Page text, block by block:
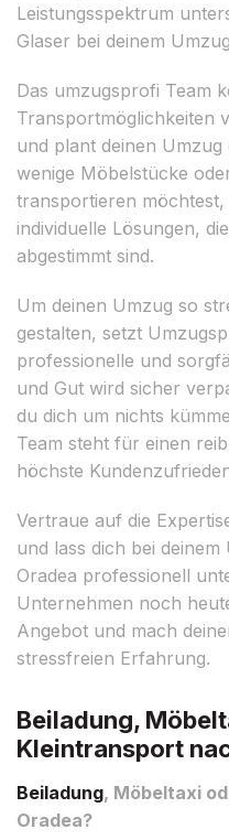
Leistungsspektrum
Glaser bei deinem
Das umzugsprofi Team
Transportmöglichkeiten
und plant deinen
wenige Möbelstücke
transportieren
individuelle Lösungen,
abgestimmt sind.
Um deinen Umzug so
gestalten, setzt
professionelle und
und Gut wird sicher
du dich um nichts
Team steht für einen
höchste
Vertraue auf die
und lass dich bei
Oradea professionell
Unternehmen noch
Angebot und mach
stressfreien Erfahrung.
Beiladung,
Kleintransport
Beiladung, Möbeltaxi
Oradea?